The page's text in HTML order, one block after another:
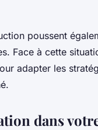
poussent
Face à cette
adapter les
dans